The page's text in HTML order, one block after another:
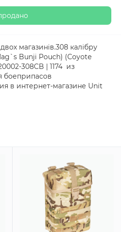
магазинів.308 калібру
Bunji Pouch) (Coyote
308CB | 1174 из
боеприпасов
в интернет-магазине Unit